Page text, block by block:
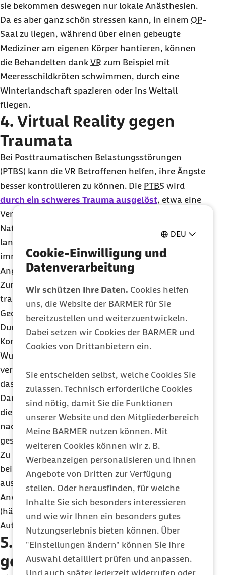
DEU
Cookie-Einwilligung und
Datenverarbeitung
Wir schützen Ihre Daten. Cookies helfen
uns, die Website der BARMER für Sie
bereitzustellen und weiterzuentwickeln.
Dabei setzen wir Cookies der BARMER und
Cookies von Drittanbietern ein.
Sie entscheiden selbst, welche Cookies Sie
zulassen. Technisch erforderliche Cookies
sind nötig, damit Sie die Funktionen
unserer Website und den Mitgliederbereich
Meine BARMER nutzen können. Mit
weiteren Cookies können wir z. B.
Werbeanzeigen personalisieren und Ihnen
Angebote von Dritten zur Verfügung
stellen. Oder herausfinden, für welche
Inhalte Sie sich besonders interessieren
und wie wir Ihnen ein besonders gutes
Nutzungserlebnis bieten können. Über
"Einstellungen ändern" können Sie Ihre
Auswahl detailliert prüfen und anpassen.
Und auch später jederzeit widerrufen oder
sie bekommen deswegen nur lokale Anästhesien.
Da es aber ganz schön stressen kann, in einem OP-
Saal zu liegen, während über einen gebeugte
Mediziner am eigenen Körper hantieren, können
die Behandelten dank VR zum Beispiel mit
Meeresschildkröten schwimmen, durch eine
Winterlandschaft spazieren oder ins Weltall
fliegen.
4. Virtual Reality gegen
Traumata
Bei Posttraumatischen Belastungsstörungen
(PTBS) kann die VR Betroffenen helfen, ihre Ängste
besser kontrollieren zu können. Die PTBS wird
durch ein schweres Trauma ausgelöst, etwa eine
Vergewaltigung, Krieg, Folter oder eine
Naturkatastrophe. Auch wenn das Ereignis schon
lange zurückliegt, erleben Betroffene es im Alltag
immer wieder in Form vonFlashbacksoder
Angstträumen.
Zur Behandlung versuchen Therapeuten, die
traumatische Situation mit den Betroffenen in
Gedanken immer wieder durchzugehen. Jedes
Durchspielen soll – ähnlich wie bei der
Konfrontationstherapie für Spinnenphobiker – die
Wucht der Emotionen ein kleines bisschen
verringern. Nicht jeder Betroffene kann oder will
das tun.
Dann kommt die
VR
ins Spiel: Der Therapeut stellt
die Trauma-Situation dank dieser Technik virtuell
nach. So kann der Patient sich aus einer
geschützten Situation heraus seiner Angst stellen.
Zu Beginn haben Forscher
bei
vor allem
bei traumatisierten Soldaten nach der Rückkehr
aus dem Krieg getestet. Heute gibt es auch erste
Anwendungen für die Opfer von Raubüberfällen,
(häuslicher) Gewalt, Missbrauch oder
Autounfällen.
5.
Virtual Reality
gegen Essstörungen